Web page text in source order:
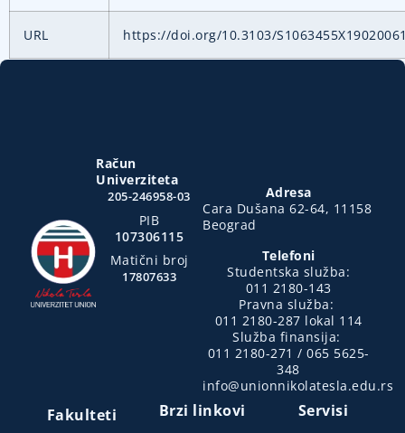
URL https://doi.org/10.3103/
Račun
Univerziteta
205-246958-03
PIB
107306115
Matični broj
17807633
Adresa
Cara Dušana 62-64, 11158
Beograd
Telefoni
Studentska služba:
011 2180-143
Pravna služba:
011 2180-287 lokal 114
Služba finansija:
011 2180-271 / 065 5625-
348
info@unionnikolatesla.edu.rs
Fakulteti Brzi linkovi Servisi